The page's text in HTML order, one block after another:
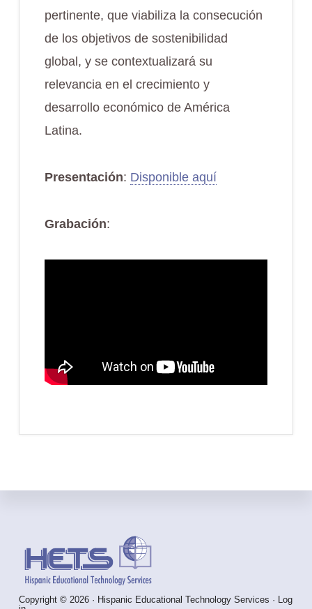
pertinente, que viabiliza la consecución
de los objetivos de sostenibilidad
global, y se contextualizará su
relevancia en el crecimiento y
desarrollo económico de América
Latina.
Presentación: Disponible aquí
Grabación:
Copyright © 2026 · Hispanic Educational Technology Services · Log